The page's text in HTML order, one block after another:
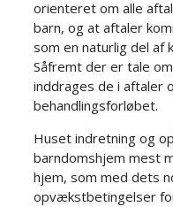
orienteret om alle
barn, og at aftaler
som en naturlig del af
Såfremt der er tale
inddrages de i aftaler
behandlingsforløbet.​
Huset indretning og
barndomshjem mest
hjem, som med dets
opvækstbetingelser